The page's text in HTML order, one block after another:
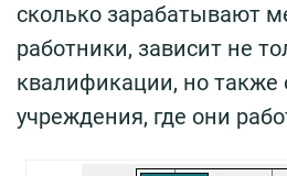
сколько зарабатывают
работники, зависит не
квалификации, но также
учреждения, где они